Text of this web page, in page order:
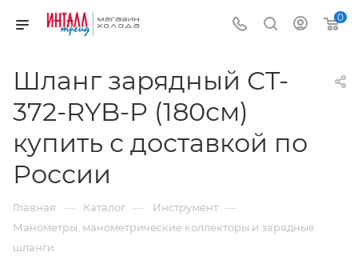
0
Шланг зарядный СT-
372-RYB-P (180см)
купить с доставкой по
России
Главная — Каталог — Инструмент —
Манометры, манометрические коллекторы и зарядные
шланги